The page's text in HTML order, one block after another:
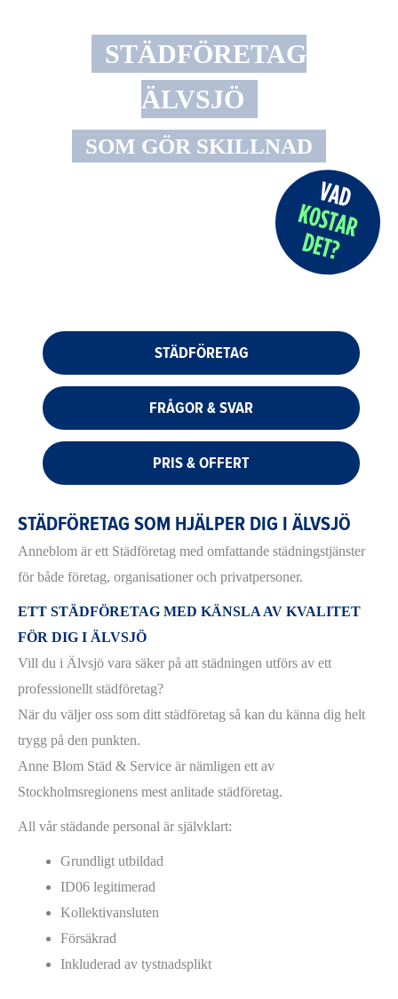
STÄDFÖRETAG
ÄLVSJÖ
SOM GÖR SKILLNAD
STÄDFÖRETAG
FRÅGOR & SVAR
PRIS & OFFERT
STÄDFÖRETAG SOM HJÄLPER DIG I ÄLVSJÖ
Anneblom är ett Städföretag med omfattande städningstjänster
för både företag, organisationer och privatpersoner.
ETT STÄDFÖRETAG MED KÄNSLA AV KVALITET
FÖR DIG I ÄLVSJÖ
Vill du i Älvsjö vara säker på att städningen utförs av ett
professionellt städföretag?
När du väljer oss som ditt städföretag så kan du känna dig helt
trygg på den punkten.
Anne Blom Städ & Service är nämligen ett av
Stockholmsregionens mest anlitade städföretag.
All vår städande personal är självklart:
Grundligt utbildad
ID06 legitimerad
Kollektivansluten
Försäkrad
Inkluderad av tystnadsplikt